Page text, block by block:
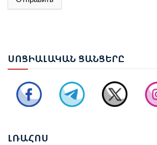
ՍՈՑԻԱԼԱԿԱՆ ՑԱՆՑԵՐԸ
ԼՌԱՀՈՍ
ԱԴՐԲԵՋԱՆԻ ԱԳ ՆԱԽԱՐԱՐ
ՎԵՐԱԿԱՆԳՆՄԱՆ ՀԱՐՑԵՐՈՎ